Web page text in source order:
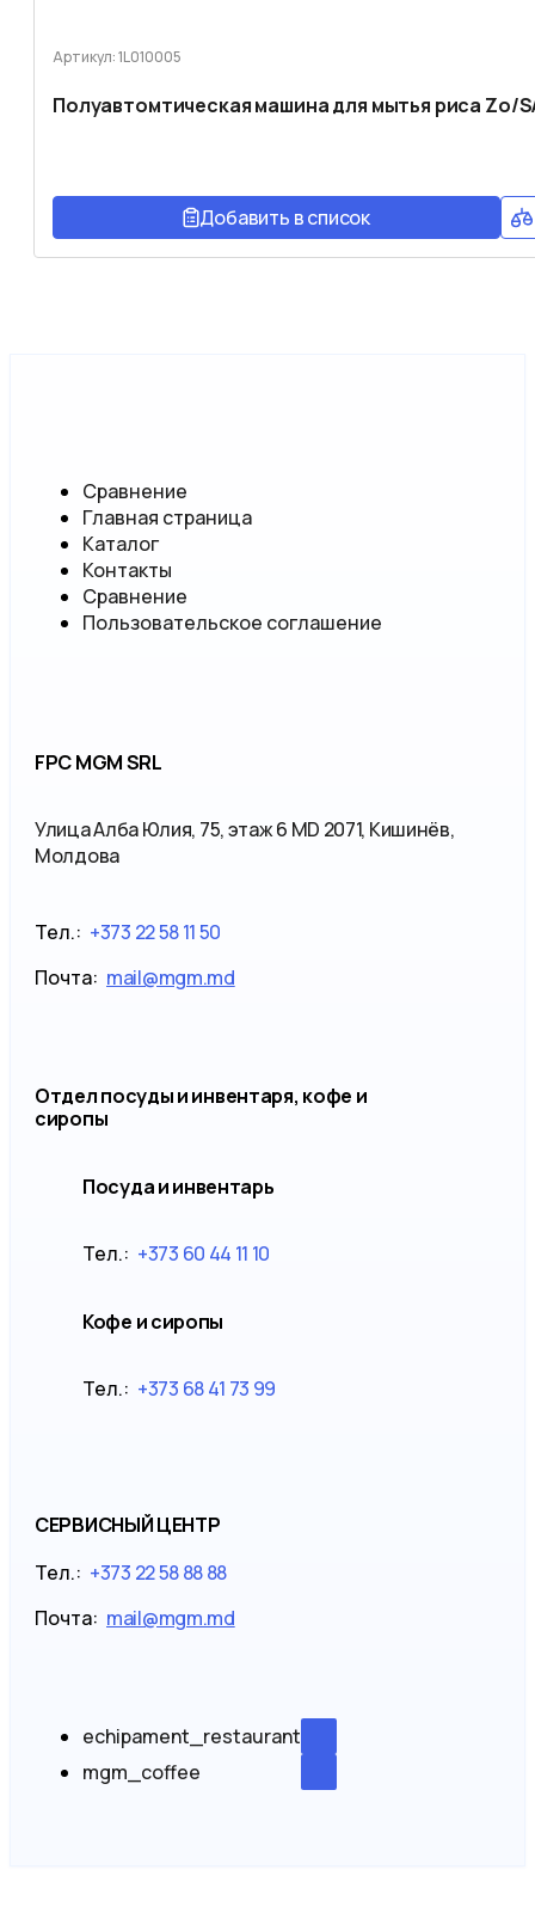
Артикул: 1L010005
Полуавтомтическая машина для мытья риса Zo/
Добавить в список
Сравнение
Главная страница
Каталог
Контакты
Сравнение
Пользовательское соглашение
FPC MGM SRL
Улица Алба Юлия, 75, этаж 6 MD 2071, Кишинёв,
Молдова
Тел.: +373 22 58 11 50
Почта: mail@mgm.md
Отдел посуды и инвентаря, кофе и
сиропы
Посуда и инвентарь
Тел.: +373 60 44 11 10
Кофе и сиропы
Тел.: +373 68 41 73 99
СЕРВИСНЫЙ ЦЕНТР
Тел.: +373 22 58 88 88
Почта: mail@mgm.md
echipament_restaurant
mgm_coffee